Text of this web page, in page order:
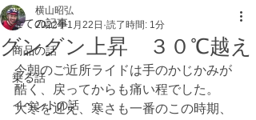
全ての記事
商品の話
乗る話
イベントの話
グングン上昇 ３０℃越え
横山昭弘
2022年1月22日 読了時間: 1分
今朝のご近所ライドは手のかじかみが
酷く、戻ってからも痛い程でした。
大寒を迎え、寒さも一番のこの時期、